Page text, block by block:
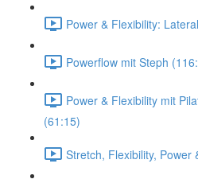
Power & Flexibility:
Powerflow mit Steph
Power & Flexibility mit
(61:15)
Stretch, Flexibility, Power